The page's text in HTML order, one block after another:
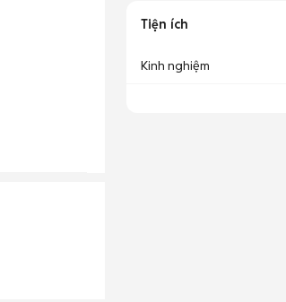
Tiện ích
Kinh nghiệm